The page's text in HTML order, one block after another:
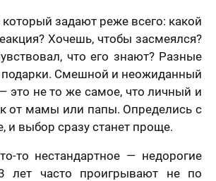
задают реже всего: какой
Хочешь, чтобы засмеялся?
что его знают? Разные
Смешной и неожиданный
это не то же самое, что личный и
от мамы или папы. Определись с
и выбор сразу станет проще.
то нестандартное — недорогие
лет часто проигрывают не по